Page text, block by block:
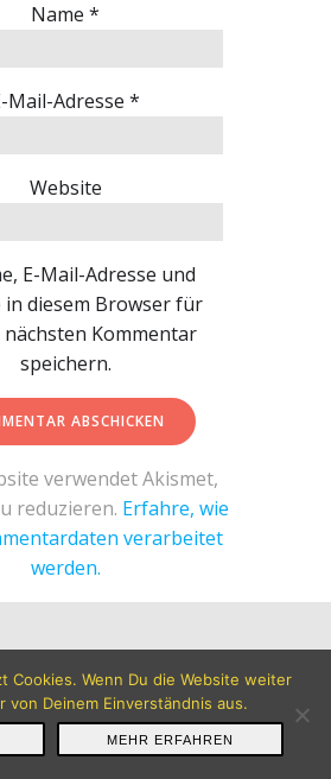
Name *
Mail-Adresse *
Website
E-Mail-Adresse und
in diesem Browser für
nächsten Kommentar
speichern.
verwendet Akismet,
reduzieren. Erfahre, wie
verarbeitet
werden.
Volleyball. Created for free using
andColibri
Cookies. Wenn Du die Website weiter
von Deinem Einverständnis aus.
MEHR ERFAHREN